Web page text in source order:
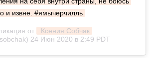
и извне. #ямычерчилль
от
Ксения Собчак
24 Июн 2020 в 2:49 PDT